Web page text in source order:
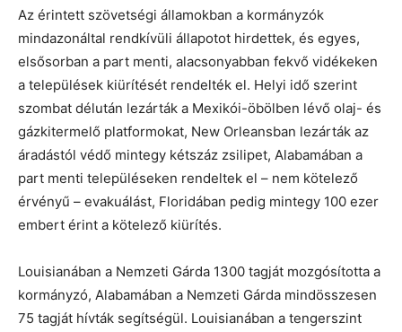
Az érintett szövetségi államokban a kormányzók
mindazonáltal rendkívüli állapotot hirdettek, és egyes,
elsősorban a part menti, alacsonyabban fekvő vidékeken
a települések kiürítését rendelték el. Helyi idő szerint
szombat délután lezárták a Mexikói-öbölben lévő olaj- és
gázkitermelő platformokat, New Orleansban lezárták az
áradástól védő mintegy kétszáz zsilipet, Alabamában a
part menti településeken rendeltek el – nem kötelező
érvényű – evakuálást, Floridában pedig mintegy 100 ezer
embert érint a kötelező kiürítés.
Louisianában a Nemzeti Gárda 1300 tagját mozgósította a
kormányzó, Alabamában a Nemzeti Gárda mindösszesen
75 tagját hívták segítségül. Louisianában a tengerszint